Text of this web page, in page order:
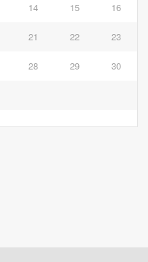
14 15 16
21 22 23
28 29 30